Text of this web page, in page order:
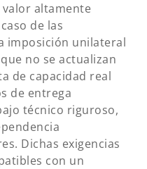
altamente
de las
imposición unilateral
no se actualizan
de capacidad real
de entrega
técnico riguroso,
Dichas exigencias
con un